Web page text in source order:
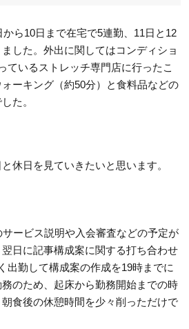
ら10日まで在宅で5連勤、11日と12
した。外出に関してはコンディショ
ているストレッチ専門店に行ったこ
ーキング（約50分）と食料品などの
た。
休日を見ていきたいと思います。
ービス説明や入会審査などの予定が
日に記事構成案に関する打ち合わせ
出勤して構成案の作成を19時までに
のため、起床から勤務開始までの時
食後の休憩時間を少々削っただけで